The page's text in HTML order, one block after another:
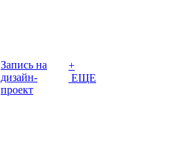
Запись на
дизайн-
проект
+
ЕЩЕ